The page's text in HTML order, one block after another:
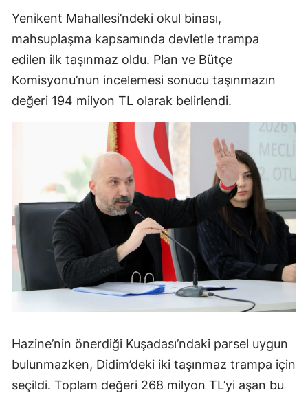
Yenikent Mahallesi’ndeki okul binası,
mahsuplaşma kapsamında devletle trampa
edilen ilk taşınmaz oldu. Plan ve Bütçe
Komisyonu’nun incelemesi sonucu taşınmazın
değeri 194 milyon TL olarak belirlendi.
Hazine’nin önerdiği Kuşadası’ndaki parsel uygun
bulunmazken, Didim’deki iki taşınmaz trampa için
seçildi. Toplam değeri 268 milyon TL’yi aşan bu